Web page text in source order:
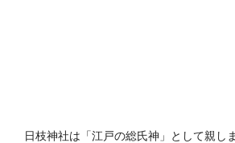
日枝神社は「江戸の総氏神」として親し